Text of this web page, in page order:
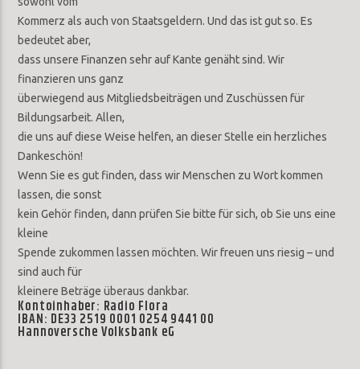
Kommerz als auch von Staatsgeldern. Und das ist gut so. Es
bedeutet aber,
dass unsere Finanzen sehr auf Kante genäht sind. Wir
finanzieren uns ganz
überwiegend aus Mitgliedsbeiträgen und Zuschüssen für
Bildungsarbeit. Allen,
die uns auf diese Weise helfen, an dieser Stelle ein herzliches
Dankeschön!
Wenn Sie es gut finden, dass wir Menschen zu Wort kommen
lassen, die sonst
kein Gehör finden, dann prüfen Sie bitte für sich, ob Sie uns eine
kleine
Spende zukommen lassen möchten. Wir freuen uns riesig – und
sind auch für
kleinere Beträge überaus dankbar.
Kontoinhaber: Radio Flora
IBAN: DE33 2519 0001 0254 9441 00
Hannoversche Volksbank eG